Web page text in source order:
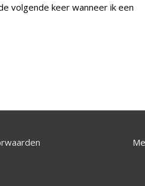
volgende keer wanneer ik een